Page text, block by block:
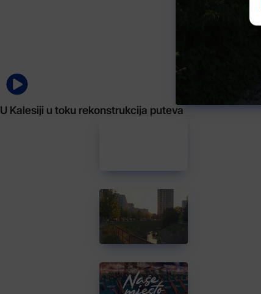
U Kalesiji u toku rekonstrukcija puteva